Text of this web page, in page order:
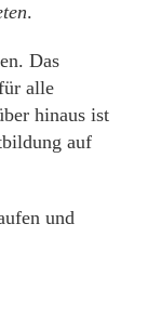
.
Das
alle
hinaus ist
auf
und